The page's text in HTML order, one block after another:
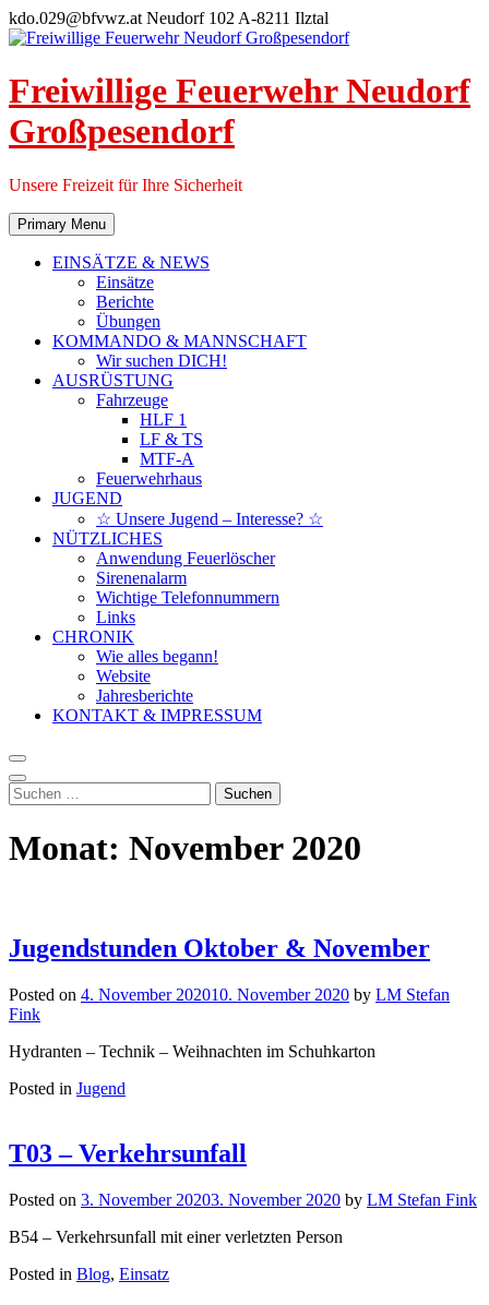
Skip
to
kdo.029@bfvwz.at Neudorf 102 A-8211 Ilztal
Freiwillige Feuerwehr Neudorf
Großpesendorf
Unsere Freizeit für Ihre Sicherheit
Primary Menu
EINSÄTZE & NEWS
Einsätze
Berichte
Übungen
KOMMANDO & MANNSCHAFT
Wir suchen DICH!
AUSRÜSTUNG
Fahrzeuge
HLF 1
LF & TS
MTF-A
Feuerwehrhaus
JUGEND
☆ Unsere Jugend – Interesse? ☆
NÜTZLICHES
Anwendung Feuerlöscher
Sirenenalarm
Wichtige Telefonnummern
Links
CHRONIK
Wie alles begann!
Website
Jahresberichte
KONTAKT & IMPRESSUM
Suchen
nach:
Monat: November 2020
Jugendstunden Oktober & November
Posted on 4. November 202010. November 2020 by LM Stefan
Fink
Hydranten – Technik – Weihnachten im Schuhkarton
Posted in Jugend
T03 – Verkehrsunfall
Posted on 3. November 20203. November 2020 by LM Stefan Fink
B54 – Verkehrsunfall mit einer verletzten Person
Posted in Blog, Einsatz